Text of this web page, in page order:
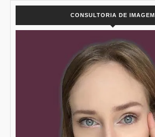
CONSULTORIA DE IMAGEM